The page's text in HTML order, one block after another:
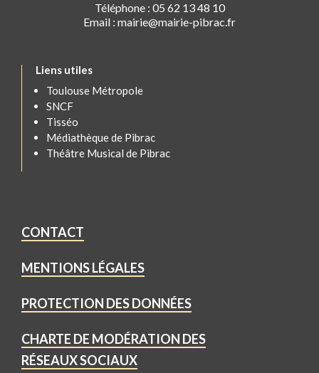
Téléphone : 05 62 13 48 10
Email : mairie@mairie-pibrac.fr
Liens utiles
Toulouse Métropole
SNCF
Tisséo
Médiathèque de Pibrac
Théâtre Musical de Pibrac
CONTACT
MENTIONS LÉGALES
PROTECTION DES DONNÉES
CHARTE DE MODÉRATION DES
RÉSEAUX SOCIAUX